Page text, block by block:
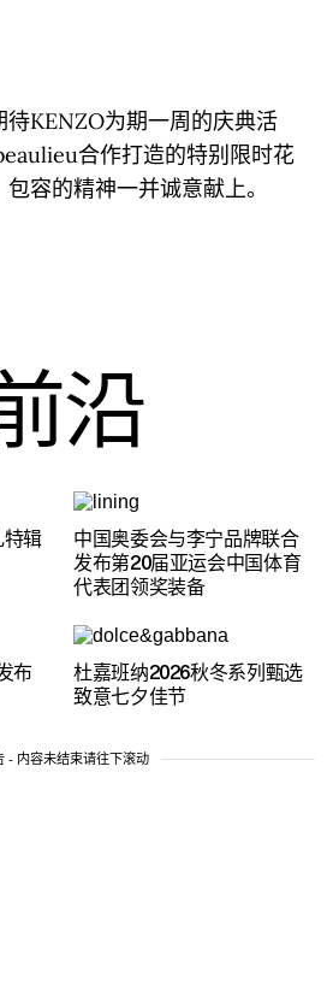
KENZO为期一周的庆典活
合作打造的特别限时花
容的精神一并诚意献上。
沿
特辑
中国奥委会与李宁品牌联合
发布第20届亚运会中国体育
代表团领奖装备
布
杜嘉班纳2026秋冬系列甄选
致意七夕佳节
- 内容未结束请往下滚动